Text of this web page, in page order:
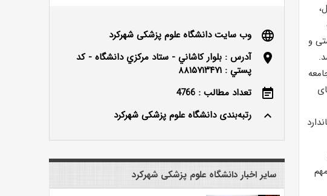
و
تعداد حدود ۸۰ درصد جامعه
مهم
language
وب سایت دانشگاه علوم پزشکی شهرکرد
location_on
آدرس : بلوار كاشاني - ستاد مركزي دانشگاه - كد
پستي : ۸۸۱۵۷۱۳۴۷۱
event_note
تعداد مطالب : 4766
keyboard_arrow_up
رتبه‌بندی دانشگاه علوم پزشکی شهرکرد
سایر اخبار دانشگاه علوم پزشکی شهرکرد